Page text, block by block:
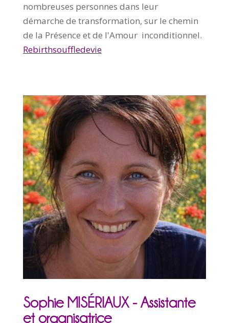
nombreuses personnes dans leur
démarche de transformation, sur le chemin
de la Présence et de l'Amour inconditionnel.
Rebirthsouffledevie
Sophie MISÉRIAUX - Assistante
et organisatrice